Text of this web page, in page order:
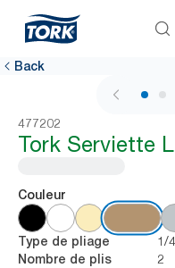
Back
477202
Tork Serviette
Couleur
Type de pliage 1/4
Nombre de plis 2